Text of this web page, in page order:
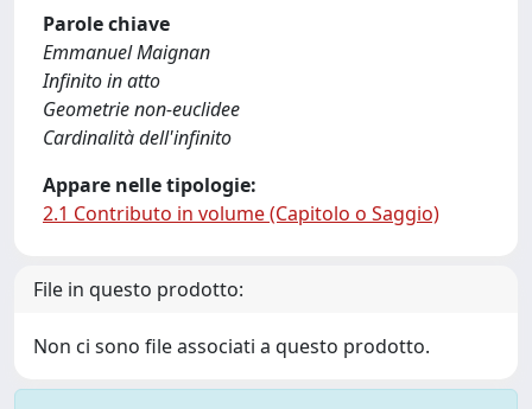
Parole chiave
Emmanuel Maignan
Infinito in atto
Geometrie non-euclidee
Cardinalità dell'infinito
Appare nelle tipologie:
2.1 Contributo in volume (Capitolo o Saggio)
File in questo prodotto:
Non ci sono file associati a questo prodotto.